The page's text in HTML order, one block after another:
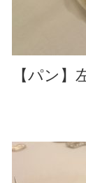
【パン】